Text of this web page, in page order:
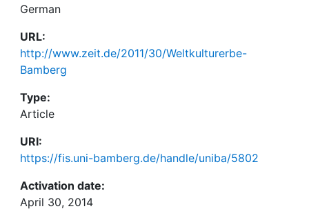
German
URL:
http://www.zeit.de/2011/30/Weltkulturerbe-
Bamberg
Type:
Article
URI:
https://fis.uni-bamberg.de/handle/uniba/5802
Activation date:
April 30, 2014